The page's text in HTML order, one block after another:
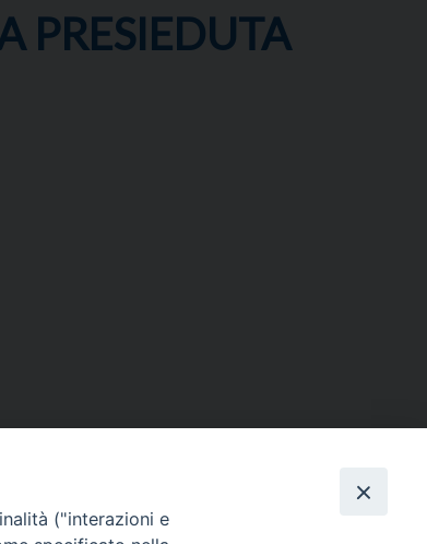
PRESIEDUTA
("interazioni e